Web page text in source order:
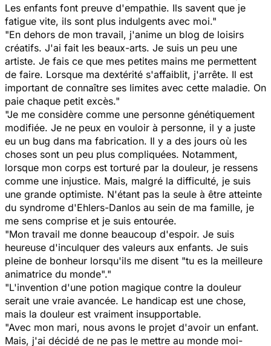
Les enfants font preuve d'empathie. Ils savent que je
fatigue vite, ils sont plus indulgents avec moi."
"En dehors de mon travail, j'anime un blog de loisirs
créatifs. J'ai fait les beaux-arts. Je suis un peu une
artiste. Je fais ce que mes petites mains me permettent
de faire. Lorsque ma dextérité s'affaiblit, j'arrête. Il est
important de connaître ses limites avec cette maladie. On
paie chaque petit excès."
"Je me considère comme une personne génétiquement
modifiée. Je ne peux en vouloir à personne, il y a juste
eu un bug dans ma fabrication. Il y a des jours où les
choses sont un peu plus compliquées. Notamment,
lorsque mon corps est torturé par la douleur, je ressens
comme une injustice. Mais, malgré la difficulté, je suis
une grande optimiste. N'étant pas la seule à être atteinte
du syndrome d'Ehlers-Danlos au sein de ma famille, je
me sens comprise et je suis entourée.
"Mon travail me donne beaucoup d'espoir. Je suis
heureuse d'inculquer des valeurs aux enfants. Je suis
pleine de bonheur lorsqu'ils me disent "tu es la meilleure
animatrice du monde"."
"L'invention d'une potion magique contre la douleur
serait une vraie avancée. Le handicap est une chose,
mais la douleur est vraiment insupportable.
"Avec mon mari, nous avons le projet d'avoir un enfant.
Mais, j'ai décidé de ne pas le mettre au monde moi-